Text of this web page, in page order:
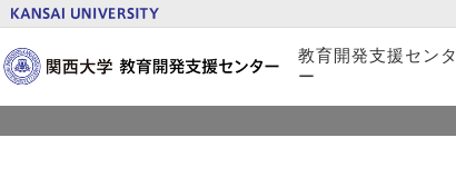
教育開発支援センタ
ー
お知らせ